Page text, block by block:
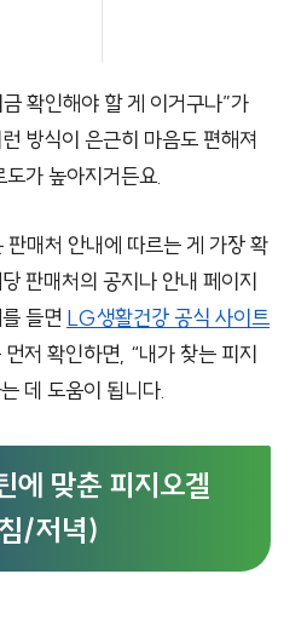
확인해야 할 게 이거구나”가
방식이 은근히 마음도 편해져
가 높아지거든요.
매처 안내에 따르는 게 가장 확
판매처의 공지나 안내 페이지
들면 LG생활건강 공식 사이트
저 확인하면, “내가 찾는 피지
데 도움이 됩니다.
에 맞춘 피지오겔
/저녁)